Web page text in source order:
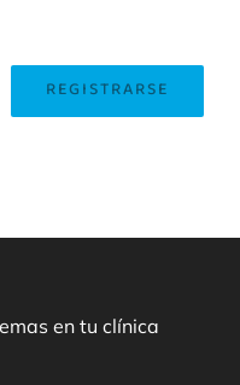
REGISTRARSE
en tu clínica